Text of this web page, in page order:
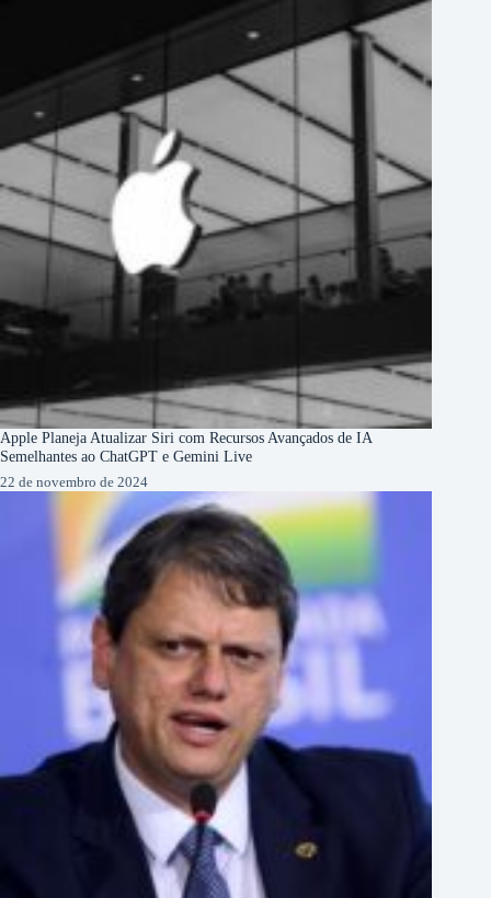
Apple Planeja Atualizar Siri com Recursos Avançados de IA
Semelhantes ao ChatGPT e Gemini Live
22 de novembro de 2024